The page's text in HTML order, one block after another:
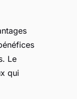
Le
qui